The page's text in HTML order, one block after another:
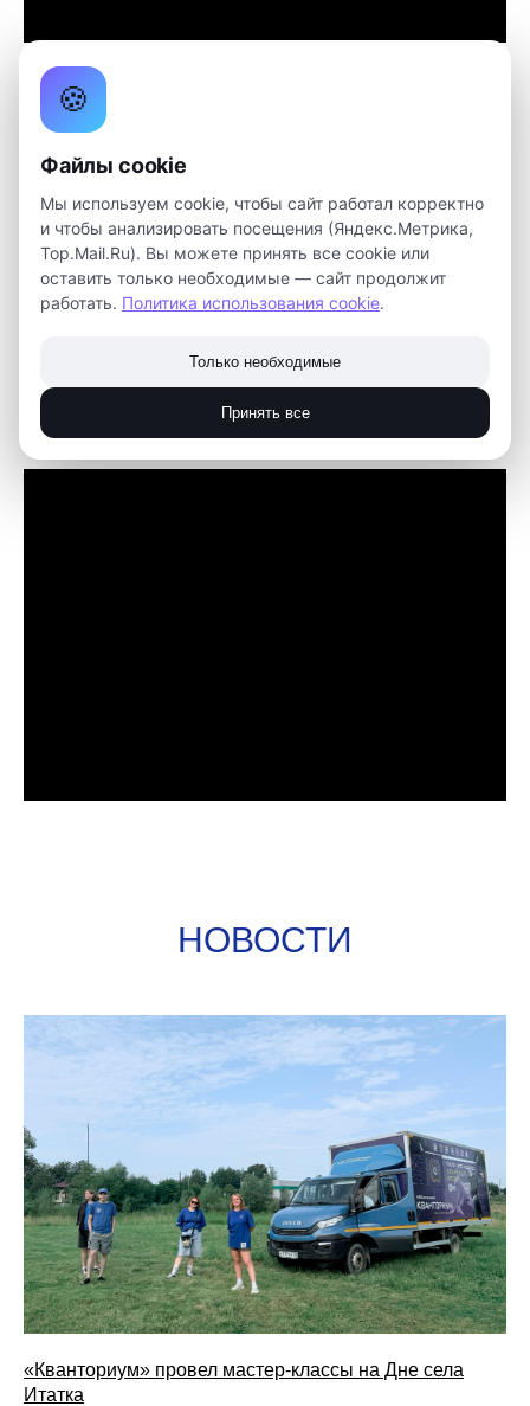
подробнее
НОВОСТИ
«Кванториум» провел мастер-классы на Дне села
Итатка
🍪
Файлы cookie
Мы используем cookie, чтобы сайт работал корректно
и чтобы анализировать посещения (Яндекс.Метрика,
Top.Mail.Ru). Вы можете принять все cookie или
оставить только необходимые — сайт продолжит
работать. Политика использования cookie.
Только необходимые
Принять все